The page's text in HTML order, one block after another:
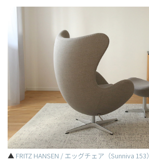
▲ FRITZ HANSEN / エッグチェア（Sunniva 153）